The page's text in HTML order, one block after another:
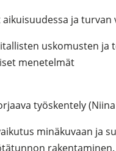
ja turvan
uskomusten ja
menetelmät
työskentely
minäkuvaan ja
rakentaminen.